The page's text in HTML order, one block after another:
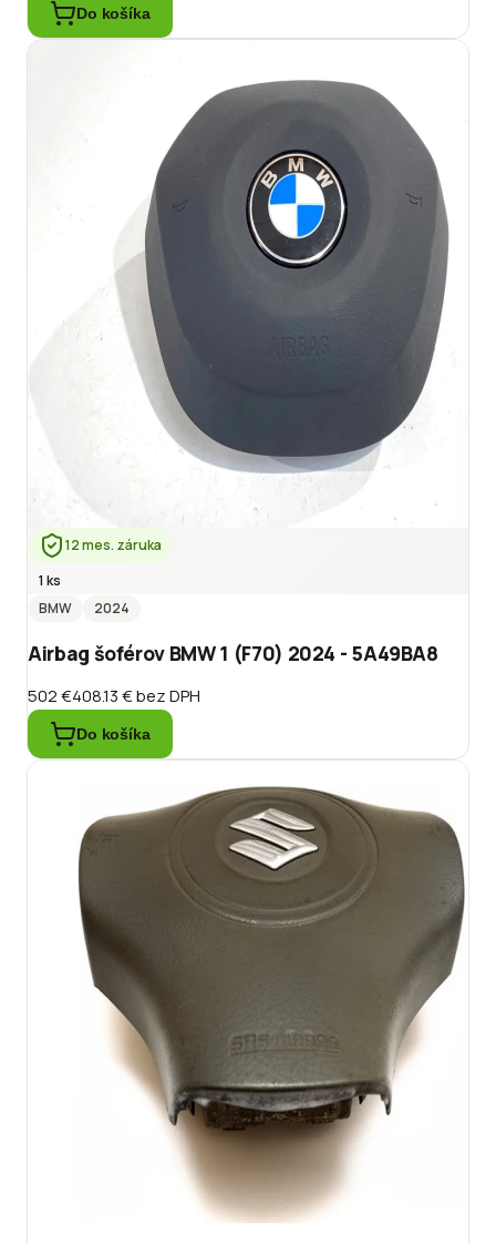
Do košíka
12 mes. záruka
1 ks
BMW
2024
Airbag šoférov BMW 1 (F70) 2024 - 5A49BA8
502 €408.13 €bez DPH
Do košíka